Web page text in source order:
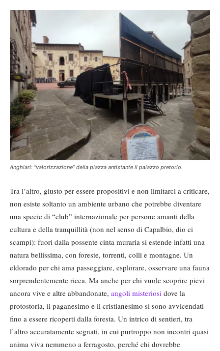
Anghiari: “valorizzazione” della piazza antistante il palazzo pretorio.
Tra l’altro, giusto per essere propositivi e non limitarci a criticare,
non esiste soltanto un ambiente urbano che potrebbe diventare
una specie di “club” internazionale per persone amanti della
cultura e della tranquillità (non nel senso di Capalbio, dio ci
scampi): fuori dalla possente cinta muraria si estende infatti una
natura bellissima, con foreste, torrenti, colli e montagne. Un
eldorado per chi ama passeggiare, esplorare, osservare una fauna
sorprendentemente ricca. Ma anche per chi vuole scoprire pievi
ancora vive e altre abbandonate, angoli misteriosi dove la
protostoria, il paganesimo e il cristianesimo si sono avvicendati
fino a essere ricoperti dalla foresta. Un intrico di sentieri, tra
l’altro accuratamente segnati, in cui purtroppo non incontri quasi
anima viva nemmeno a ferragosto, perché chi dovrebbe